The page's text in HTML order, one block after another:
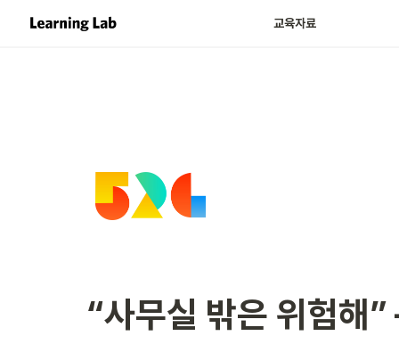
교육자료
“사무실 밖은 위험해